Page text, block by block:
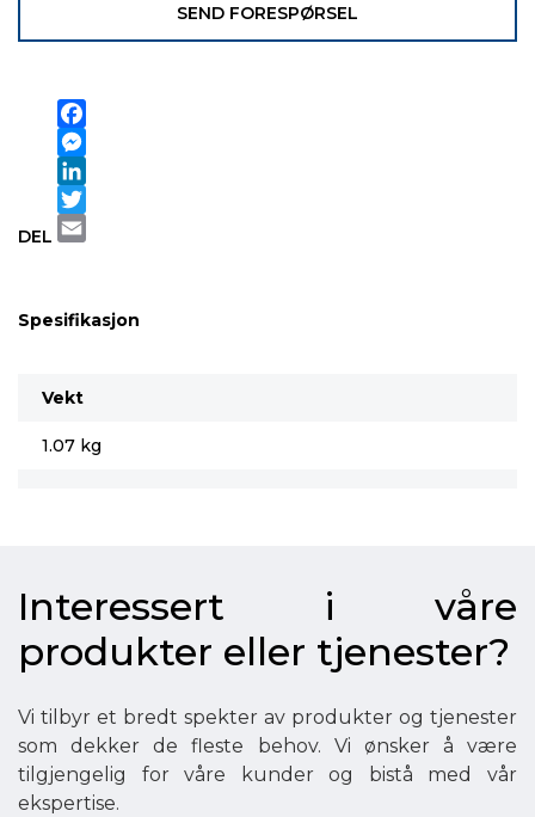
SEND FORESPØRSEL
DEL
Facebook
Messenger
LinkedIn
Twitter
Email
Spesifikasjon
Vekt
1.07 kg
Interessert i våre
produkter eller tjenester?
Vi tilbyr et bredt spekter av produkter og tjenester
som dekker de fleste behov. Vi ønsker å være
tilgjengelig for våre kunder og bistå med vår
ekspertise.